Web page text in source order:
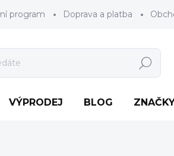
program Doprava a platba
Hledat
VÝPRODEJ BLOG